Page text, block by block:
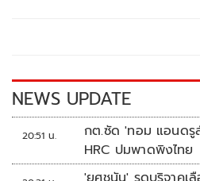
k k
NEWS UPDATE
20:51 น.
กต.ซัด 'ทอม แอนดรู
HRC ปมพาดพิงไทย